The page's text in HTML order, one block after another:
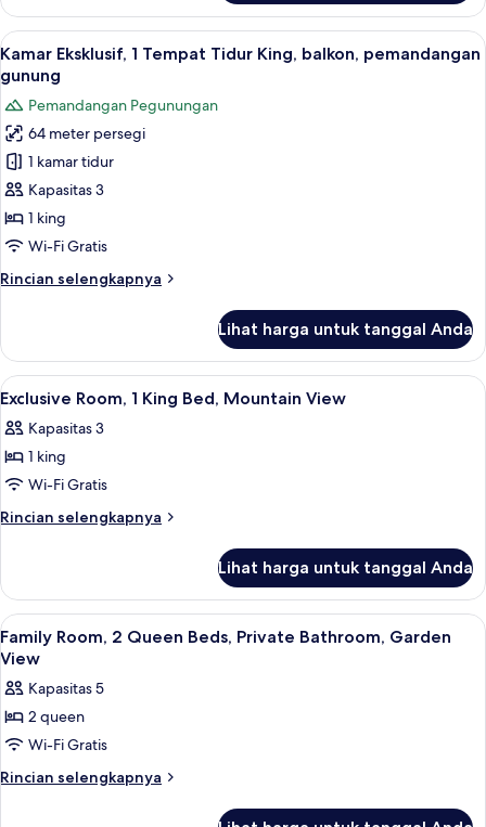
Kamar
Junior
Lihat
semua
foto
untuk
Kamar
Eksklusif,
1
Tempat
Tidur
balkon,
Kamar Eksklusif, 1 Tempat Tidur
4
Kamar Eksklusif, 1 Tempat Tidur King, balkon, pemandangan
gunung
Pemandangan Pegunungan
64 meter persegi
1 kamar tidur
Kapasitas 3
1 king
Wi-Fi Gratis
Rincian selengkapnya
Rincian
Kamar
Eksklusif,
1
Tidur
King,
pemandangan
gunung
Lihat harga untuk tanggal Anda
Lihat
semua
foto
untuk
Exclusive
Room,
Bed,
Mountain
View
Meja kerja, tirai kedap cahaya,
7
Exclusive Room, 1 King Bed, Mountain View
Kapasitas 3
1 king
Wi-Fi Gratis
Rincian selengkapnya
Rincian
Exclusive
Room,
1
King
Mountain
View
Lihat harga untuk tanggal Anda
Lihat
semua
foto
untuk
Family
Room,
2
Meja kerja, tirai kedap cahaya,
5
Family Room, 2 Queen Beds, Private Bathroom, Garden
View
Kapasitas 5
2 queen
Wi-Fi Gratis
Rincian selengkapnya
Rincian